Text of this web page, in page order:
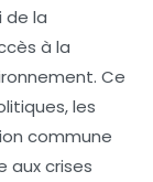
de la
à la
Ce
les
commune
aux crises